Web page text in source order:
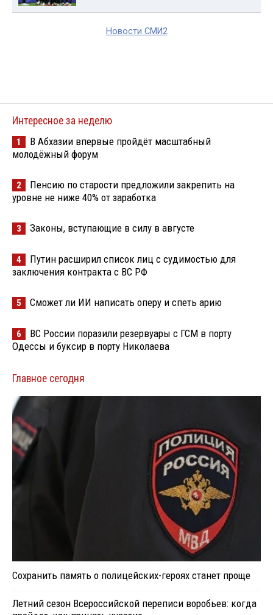
Новости СМИ2
Интересное за неделю
1
В Абхазии впервые пройдёт масштабный
молодёжный форум
2
Пенсию по старости предложили закрепить на
уровне не ниже 40% от заработка
3 Законы, вступающие в силу в августе
4
Путин расширил список лиц с судимостью для
заключения контракта с ВС РФ
5 Сможет ли ИИ написать оперу и спеть арию
6
ВС России поразили резервуары с ГСМ в порту
Одессы и буксир в порту Николаева
Главное сегодня
Сохранить память о полицейских-героях станет проще
Летний сезон Всероссийской переписи воробьев: когда